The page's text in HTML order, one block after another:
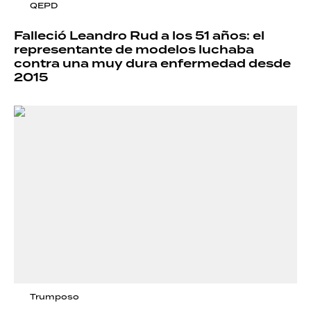
QEPD
Falleció Leandro Rud a los 51 años: el
representante de modelos luchaba
contra una muy dura enfermedad desde
2015
Trumposo